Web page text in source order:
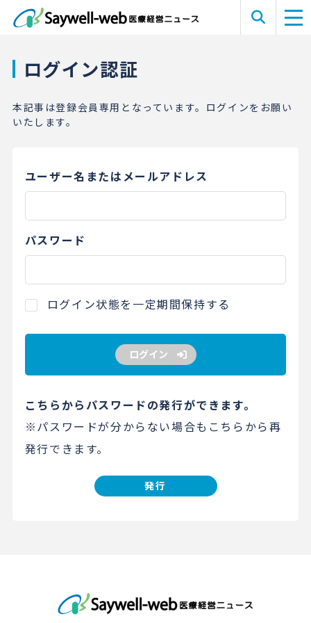
ログイン認証
本記事は登録会員専用となっています。ログインをお願い
いたします。
ユーザー名またはメールアドレス
パスワード
ログイン状態を一定期間保持する
ログイン
こちらからパスワードの発行ができます。
※パスワードが分からない場合もこちらから再
発行できます。
発行